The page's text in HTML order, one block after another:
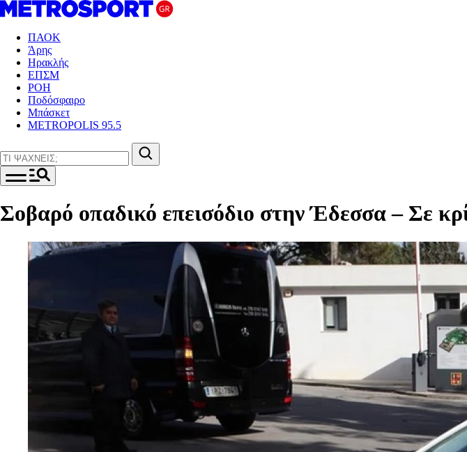
ΠΑΟΚ
Άρης
Ηρακλής
ΕΠΣΜ
ΡΟΗ
Ποδόσφαιρο
Μπάσκετ
METROPOLIS 95.5
Σοβαρό οπαδικό επεισόδιο στην Έδεσσα – Σε